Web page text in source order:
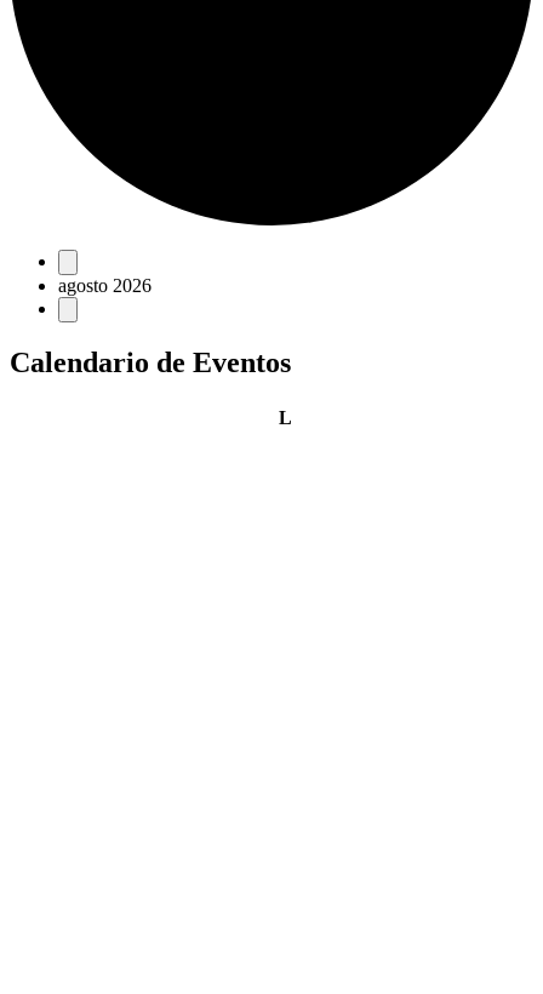
Eventos
agosto 2026
Calendario de Eventos
Llunes